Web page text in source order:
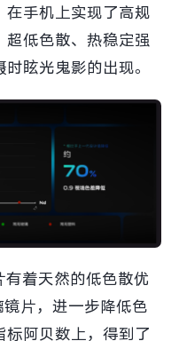
在手机上实现了高规
低色散、热稳定强
眩光鬼影的出现。
着天然的低色散优
片，进一步降低色
标阿贝数上，得到了